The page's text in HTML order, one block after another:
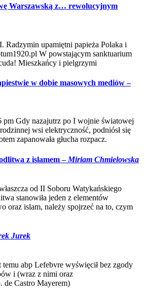
Warszawską z… rewolucyjnym
Radzymin upamiętni papieża Polaka i
W powstającym sanktuarium
Mieszkańcy i pielgrzymi
w dobie masowych mediów –
pm Gdy nazajutrz po I wojnie światowej
wsi elektryczność, podniósł się
zapanowała głucha rozpacz.
z islamem – Miriam Chmielowska
od II Soboru Watykańskiego
stanowiła jeden z elementów
oraz islam, należy spojrzeć na to, czym
Jurek
abp Lefebvre wyświęcił bez zgody
i (wraz z nimi oraz
de Castro Mayerem)